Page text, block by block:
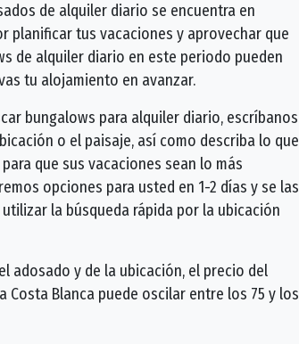
​​de alquiler diario se encuentra en
planificar tus vacaciones y aprovechar que
de alquiler diario en este periodo pueden
tu alojamiento en avanzar.
bungalows para alquiler diario, escríbanos
o el paisaje, así como describa lo que
que sus vacaciones sean lo más
opciones para usted en 1-2 días y se las
la búsqueda rápida por la ubicación
adosado y de la ubicación, el precio del
Costa Blanca puede oscilar entre los 75 y los